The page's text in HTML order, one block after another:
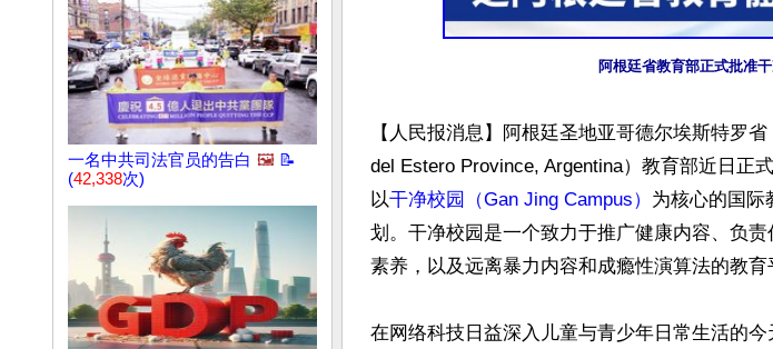
一名中共司法官员的告白 🖼️ 📝
(42,338次)
阿根廷省教育部正式批准
【人民报消息】阿根廷圣地亚哥德尔埃斯特罗省
del Estero Province, Argentina）教育部近日正
以干净校园（Gan Jing Campus） 为核心的国际
划。干净校园是一个致力于推广健康内容、负责
素养，以及远离暴力内容和成瘾性演算法的教育
在网络科技日益深入儿童与青少年日常生活的今